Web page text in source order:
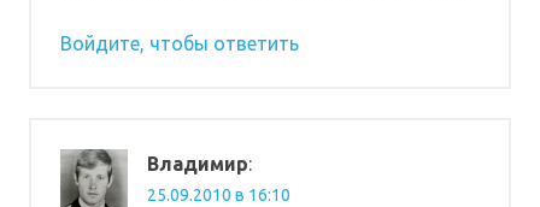
Войдите, чтобы ответить
Владимир:
25.09.2010 в 16:10